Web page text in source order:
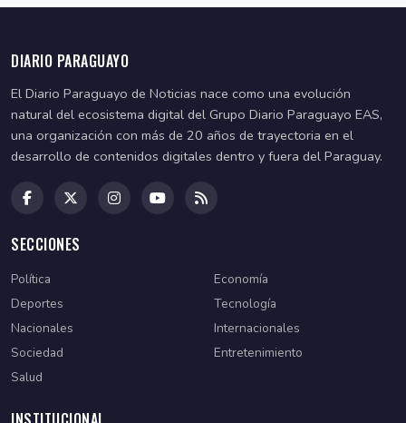
DIARIO PARAGUAYO
El Diario Paraguayo de Noticias nace como una evolución
natural del ecosistema digital del Grupo Diario Paraguayo EAS,
una organización con más de 20 años de trayectoria en el
desarrollo de contenidos digitales dentro y fuera del Paraguay.
SECCIONES
Política
Economía
Deportes
Tecnología
Nacionales
Internacionales
Sociedad
Entretenimiento
Salud